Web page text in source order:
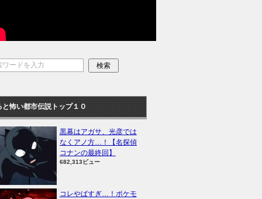
と怖い都市伝説トップ１０
黒幕はアガサ、光彦では
なくアノ方…！【名探偵
コナンの最終回】
682,313ビュー
コレやばすぎ…！ポケモ